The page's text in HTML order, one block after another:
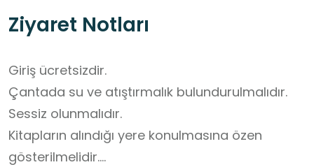
Ziyaret Notları
Giriş ücretsizdir.
Çantada su ve atıştırmalık bulundurulmalıdır.
Sessiz olunmalıdır.
Kitapların alındığı yere konulmasına özen
gösterilmelidir.